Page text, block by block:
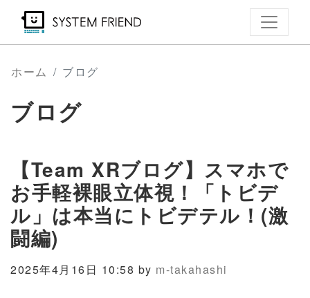
ン
コ
動
ホーム ブログ
ブログ
【Team XRブログ】スマホで
お手軽裸眼立体視！「トビデ
ル」は本当にトビデテル！(激
闘編)
2025年4月16日 10:58 by m-takahashi